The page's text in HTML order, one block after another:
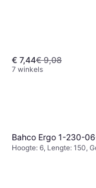
€ 7,44€ 9,08
7 winkels
Bahco Ergo 1-230-
Hoogte: 6, Lengte: 150,